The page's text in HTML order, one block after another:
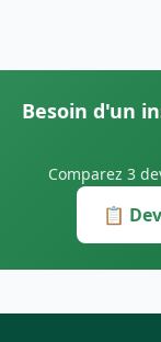
Besoin d'un
Comparez 3
📋